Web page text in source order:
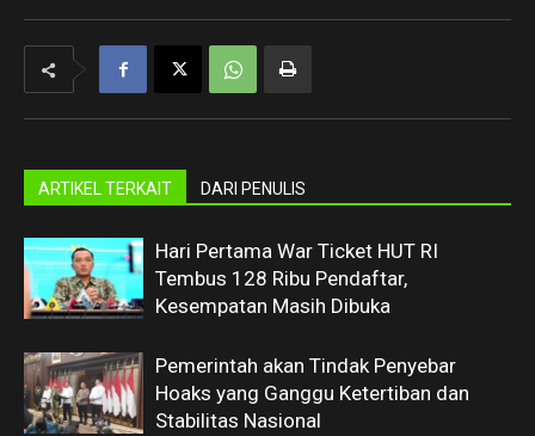
ARTIKEL TERKAIT DARI PENULIS
Hari Pertama War Ticket HUT RI
Tembus 128 Ribu Pendaftar,
Kesempatan Masih Dibuka
Pemerintah akan Tindak Penyebar
Hoaks yang Ganggu Ketertiban dan
Stabilitas Nasional